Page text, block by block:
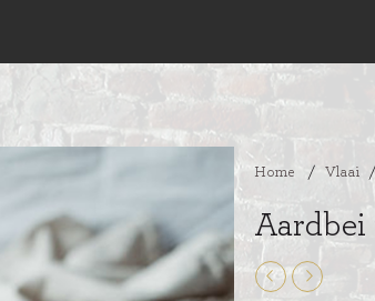
Home / Vlaai /
Aardbei